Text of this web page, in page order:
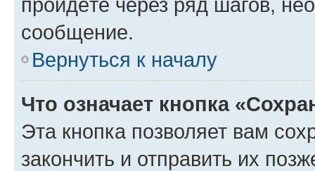
сообщение.
Вернуться к началу
Что означает кнопка
Эта кнопка позволяет вам
закончить и отправить их